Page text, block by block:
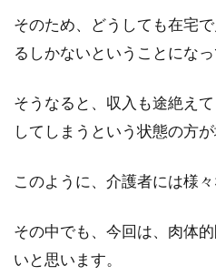
そのため、どうしても在宅
るしかないということになっ
そうなると、収入も途絶え
してしまうという状態の方が
このように、介護者には様
その中でも、今回は、肉体
いと思います。